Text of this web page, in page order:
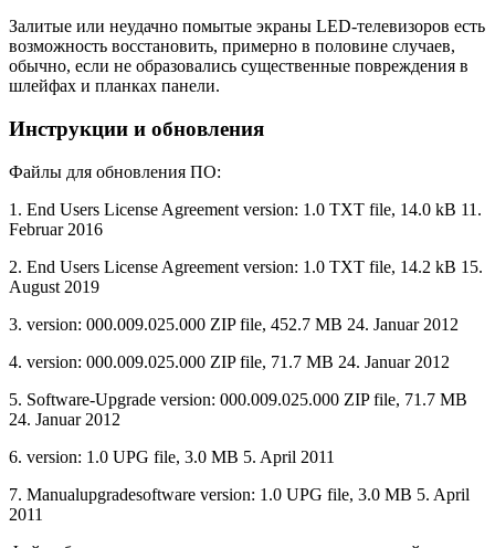
Залитые или неудачно помытые экраны LED-телевизоров есть
возможность восстановить, примерно в половине случаев,
обычно, если не образовались существенные повреждения в
шлейфах и планках панели.
Инструкции и обновления
Файлы для обновления ПО:
1. End Users License Agreement version: 1.0 TXT file, 14.0 kB 11.
Februar 2016
2. End Users License Agreement version: 1.0 TXT file, 14.2 kB 15.
August 2019
3. version: 000.009.025.000 ZIP file, 452.7 MB 24. Januar 2012
4. version: 000.009.025.000 ZIP file, 71.7 MB 24. Januar 2012
5. Software-Upgrade version: 000.009.025.000 ZIP file, 71.7 MB
24. Januar 2012
6. version: 1.0 UPG file, 3.0 MB 5. April 2011
7. Manualupgradesoftware version: 1.0 UPG file, 3.0 MB 5. April
2011